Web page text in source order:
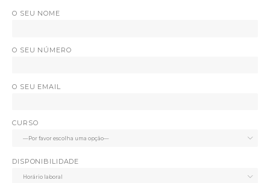
O SEU NOME
O SEU NÚMERO
O SEU EMAIL
CURSO
DISPONIBILIDADE